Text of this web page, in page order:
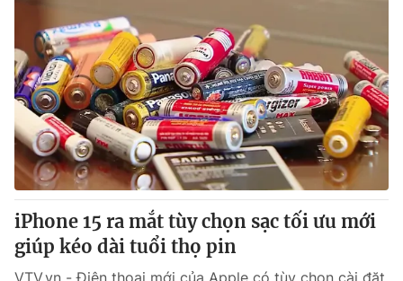
Thế giới
Tin tức
Thế giới đó đây
Câu chuyện quốc tế
Kinh tế
Tài chính
Thị trường
Góc doanh nghiệp
Dữ liệu và đời sống
Truyền hình
Phim VTV
Giải trí
iPhone 15 ra mắt tùy chọn sạc tối ưu mới
giúp kéo dài tuổi thọ pin
VTV.vn - Điện thoại mới của Apple có tùy chọn cài đặt